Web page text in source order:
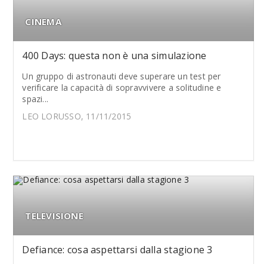
CINEMA
400 Days: questa non è una simulazione
Un gruppo di astronauti deve superare un test per
verificare la capacità di sopravvivere a solitudine e
spazi...
LEO LORUSSO, 11/11/2015
TELEVISIONE
Defiance: cosa aspettarsi dalla stagione 3